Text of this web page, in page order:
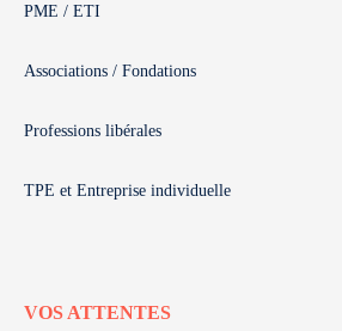
PME / ETI
Associations / Fondations
Professions libérales
TPE et Entreprise individuelle
VOS ATTENTES